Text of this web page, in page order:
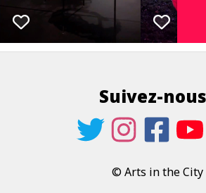
Suivez-
© Arts in the City